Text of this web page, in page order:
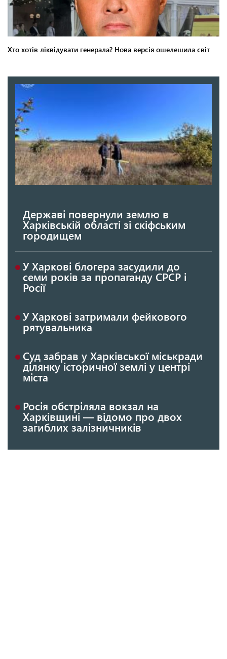
Державі повернули землю в
Харківській області зі скіфським
городищем
У Харкові блогера засудили до
семи років за пропаганду СРСР і
Росії
У Харкові затримали фейкового
рятувальника
Суд забрав у Харківської міськради
ділянку історичної землі у центрі
міста
Росія обстріляла вокзал на
Харківщині — відомо про двох
загиблих залізничників